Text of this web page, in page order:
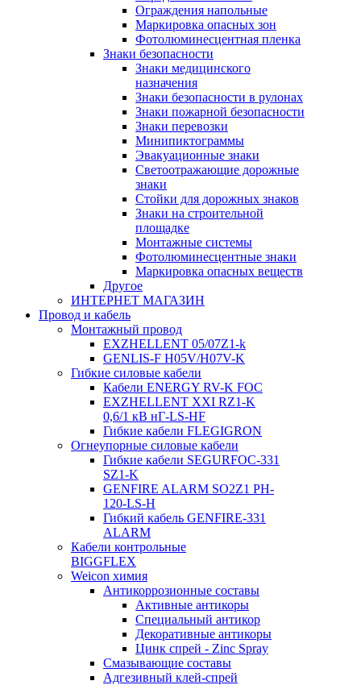
Ограждения напольные
Маркировка опасных зон
Фотолюминесцентная пленка
Знаки безопасности
Знаки медицинского
назначения
Знаки безопасности в рулонах
Знаки пожарной безопасности
Знаки перевозки
Минипиктограммы
Эвакуационные знаки
Светоотражающие дорожные
знаки
Стойки для дорожных знаков
Знаки на строительной
площадке
Монтажные системы
Фотолюминесцентные знаки
Маркировка опасных веществ
Другое
ИНТЕРНЕТ МАГАЗИН
Провод и кабель
Монтажный провод
EXZHELLENT 05/07Z1-k
GENLIS-F Н05V/H07V-K
Гибкие силовые кабели
Кабели ENERGY RV-K FOC
EXZHELLENT XXI RZ1-K
0,6/1 кВ нГ-LS-HF
Гибкие кабели FLEGIGRON
Огнеупорные силовые кабели
Гибкие кабели SEGURFOC-331
SZ1-K
GENFIRE ALARM SO2Z1 PH-
120-LS-H
Гибкий кабель GENFIRE-331
ALARM
Кабели контрольные
BIGGFLEX
Weicon химия
Антикоррозионные составы
Активные антикоры
Специальный антикор
Декоративные антикоры
Цинк спрей - Zinc Spray
Смазывающие составы
Адгезивный клей-спрей